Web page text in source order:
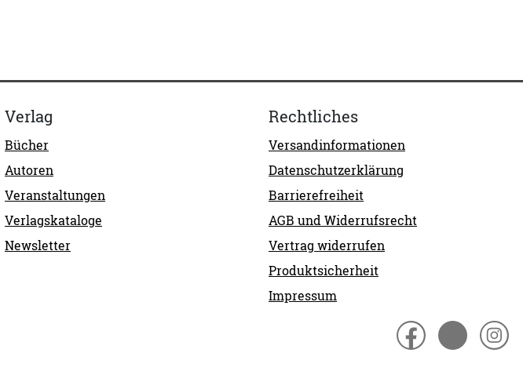
Verlag
Bücher
Autoren
Veranstaltungen
Verlagskataloge
Newsletter
Rechtliches
Versandinformationen
Datenschutzerklärung
Barrierefreiheit
AGB und Widerrufsrecht
Vertrag widerrufen
Produktsicherheit
Impressum